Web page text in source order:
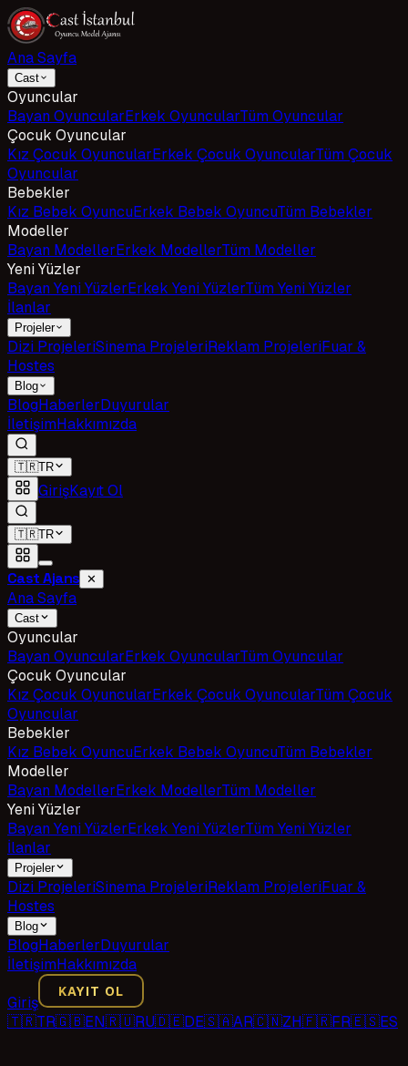
Ana Sayfa
Cast
Oyuncular
Bayan OyuncularErkek OyuncularTüm Oyuncular
Çocuk Oyuncular
Kız Çocuk OyuncularErkek Çocuk OyuncularTüm Çocuk
Oyuncular
Bebekler
Kız Bebek OyuncuErkek Bebek OyuncuTüm Bebekler
Modeller
Bayan ModellerErkek ModellerTüm Modeller
Yeni Yüzler
Bayan Yeni YüzlerErkek Yeni YüzlerTüm Yeni Yüzler
İlanlar
Projeler
Dizi ProjeleriSinema ProjeleriReklam ProjeleriFuar &
Hostes
Blog
BlogHaberlerDuyurular
İletişimHakkımızda
🇹🇷TR
GirişKayıt Ol
🇹🇷TR
Cast Ajans ✕
Ana Sayfa
Cast
Oyuncular
Bayan OyuncularErkek OyuncularTüm Oyuncular
Çocuk Oyuncular
Kız Çocuk OyuncularErkek Çocuk OyuncularTüm Çocuk
Oyuncular
Bebekler
Kız Bebek OyuncuErkek Bebek OyuncuTüm Bebekler
Modeller
Bayan ModellerErkek ModellerTüm Modeller
Yeni Yüzler
Bayan Yeni YüzlerErkek Yeni YüzlerTüm Yeni Yüzler
İlanlar
Projeler
Dizi ProjeleriSinema ProjeleriReklam ProjeleriFuar &
Hostes
Blog
BlogHaberlerDuyurular
İletişimHakkımızda
Giriş
KAYIT OL
🇹🇷TR🇬🇧EN🇷🇺RU🇩🇪DE🇸🇦AR🇨🇳ZH🇫🇷FR🇪🇸ES